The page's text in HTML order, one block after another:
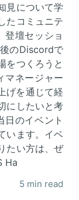
見について学
たコミュニテ
登壇セッショ
のDiscordで
をつくろうと
マネージャー
げを通じて経
にしたいと考
日のイベント
います。イベ
たい方は、ぜ
Ha
5 min read